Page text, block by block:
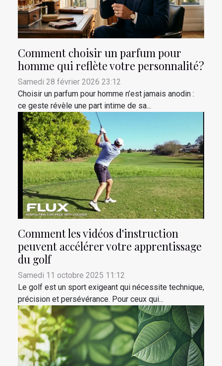
Comment choisir un parfum pour
homme qui reflète votre personnalité?
Samedi 28 février 2026 23:12
Choisir un parfum pour homme n’est jamais anodin :
ce geste révèle une part intime de sa...
Comment les vidéos d'instruction
peuvent accélérer votre apprentissage
du golf
Samedi 11 octobre 2025 11:12
Le golf est un sport exigeant qui nécessite technique,
précision et persévérance. Pour ceux qui...